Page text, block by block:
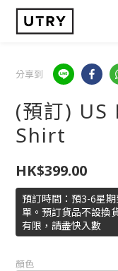
分享到
(預訂)
Shirt
HK$399.00
預訂時間：預3-6星
單。預訂貨品不設換
有限，請盡快入數
顏色